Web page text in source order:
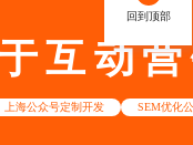
互动
上海公众号定制开发 SEM优化
回到顶部
回到顶部